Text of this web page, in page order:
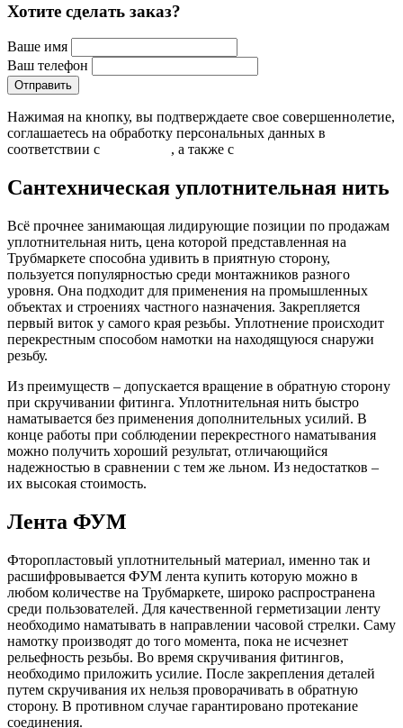
Хотите сделать заказ?
Ваше имя
Ваш телефон
Нажимая на кнопку, вы подтверждаете свое совершеннолетие,
соглашаетесь на обработку персональных данных в
соответствии с
, а также с
Сантехническая уплотнительная нить
Всё прочнее занимающая лидирующие позиции по продажам
уплотнительная нить, цена которой представленная на
Трубмаркете способна удивить в приятную сторону,
пользуется популярностью среди монтажников разного
уровня. Она подходит для применения на промышленных
объектах и строениях частного назначения. Закрепляется
первый виток у самого края резьбы. Уплотнение происходит
перекрестным способом намотки на находящуюся снаружи
резьбу.
Из преимуществ – допускается вращение в обратную сторону
при скручивании фитинга. Уплотнительная нить быстро
наматывается без применения дополнительных усилий. В
конце работы при соблюдении перекрестного наматывания
можно получить хороший результат, отличающийся
надежностью в сравнении с тем же льном. Из недостатков –
их высокая стоимость.
Лента ФУМ
Фторопластовый уплотнительный материал, именно так и
расшифровывается ФУМ лента купить которую можно в
любом количестве на Трубмаркете, широко распространена
среди пользователей. Для качественной герметизации ленту
необходимо наматывать в направлении часовой стрелки. Саму
намотку производят до того момента, пока не исчезнет
рельефность резьбы. Во время скручивания фитингов,
необходимо приложить усилие. После закрепления деталей
путем скручивания их нельзя проворачивать в обратную
сторону. В противном случае гарантировано протекание
соединения.